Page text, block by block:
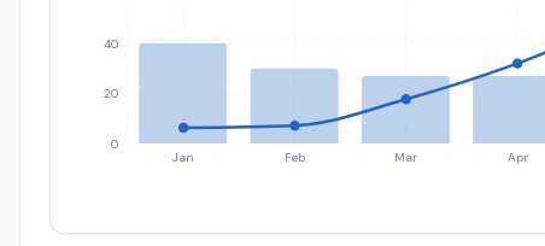
Jan Feb Mar Apr
0
20
40